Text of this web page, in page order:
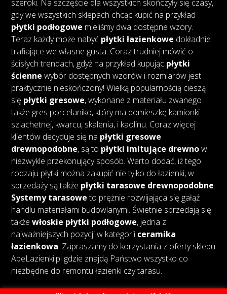
szeroki. Na szczęście dla wszystkich skończyły się czasy,
gdy we wszystkich sklepach chcąc kupić na przykład
płytki podłogowe mieliśmy dwa dostępne wzory.
Teraz każdy może nabyć płytki łazienkowe dokładnie
trafiające we własne gusta. Coraz trudniej mówić o
ścisłych trendach, gdyż na przykład kupując płytki
ścienne wybór dostępnych wzorów i rozmiarów jest
praktycznie nieskończony! Wielką popularnością cieszą
się płytki gresowe, wykonane z materiału zwanego
także gres porcelaniko, który ma domieszkę kamionki
szlachetnej, kwarcu, skalenia, i kaolinu. Coraz więcej
klientów decyduje się na płytki gresowe
drewnopodobne, są to płytki imitujące drewnow
niezwykle przekonujący sposób. Warto dodać, iż tego
rodzaju płytki można zakupić nie tylko do łazienki, w
sprzedaży są także płytki tarasowe drewnopodobne.
Systemy tarasoweto prężnie rozwijająca się gałąź
handlu materiałami budowlanymi. Świetnie sprzedają się
takżewłoskie płytki podłogowe, jedna z
najważniejszych pozycji w kategorii ceramika
łazienkowa. Zapraszamy do korzystania z oferty sklepu
ApeLazienki.pl gdzie znajdą Państwo wszystko co
niezbędne do remontu łazienki czy tarasu.